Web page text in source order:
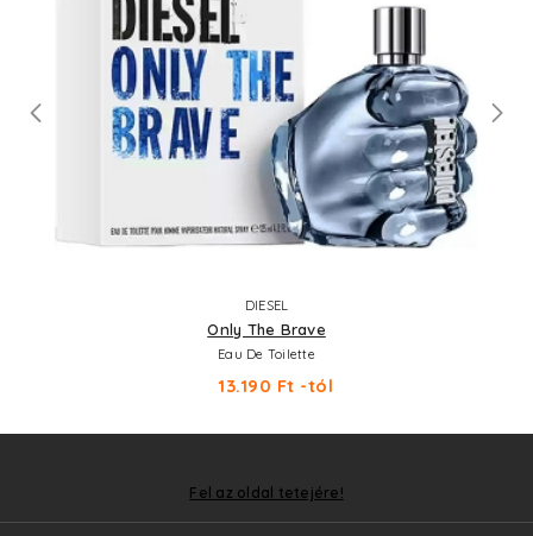
DIESEL
Only The Brave
Eau De Toilette
13.190 Ft -tól
Fel az oldal tetejére!